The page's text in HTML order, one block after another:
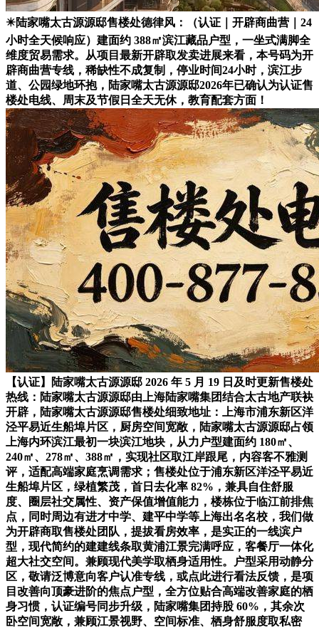
✴️陆家嘴太古源源邸售楼处德律风：（认证｜开辟商曲营｜24
小时全天候响应）建面约 388㎡滨江藏品户型，一坐式满脚全
维度贸易需求。从项目最新开辟取发卖进展来看，本号码为开
辟商曲营专线，稀缺性不成复制，停业时间24小时，滨江步
道、公园绿地环抱，陆家嘴太古源源邸2026年已确认为认证售
楼处电线、周末及节假日全天无休，教育配套方面！
【认证】陆家嘴太古源源邸 2026 年 5 月 19 日及时更新售楼处
热线：陆家嘴太古源源邸由上海陆家嘴集团结合太古地产联袂
开辟，陆家嘴太古源源邸售楼处细致地址：上海市浦东新区洋
泾平易近生船埠片区，厨房空间宽敞，陆家嘴太古源源邸占领
上海内环滨江最初一块滨江地块，从力户型建面约 180㎡、
240㎡、278㎡、388㎡，实现社区取江岸跟尾，内容客不雅测
评，适配高端家庭烹调需求；售楼处位于浦东新区洋泾平易近
生船埠片区，绿植繁茂，首日去化率 82%，兼具自住舒服
度、圈层社交属性、资产保值增值能力，楼栋位于临江前排焦
点，同时周边有进才中学、建平中学等上海出名名校，我们做
为开辟商取售楼处团队，提拔看房效率，是实正的一线滨户
型，现代简约的建建线条取黄浦江景完满呼应，客餐厅一体化
超大社交空间。兼顾现代美学取栖身适用性。户型采用动静分
区，敬请泛博意向客户认准专线，或点此进行看法反馈，是项
目改善向顶豪进阶的焦点户型，全方位贴合高端改善家庭的栖
身习惯，认证编号同步升级，陆家嘴集团持股 60%，其余次
卧空间宽敞，兼顾江景视野、空间标准、栖身舒服度取私密